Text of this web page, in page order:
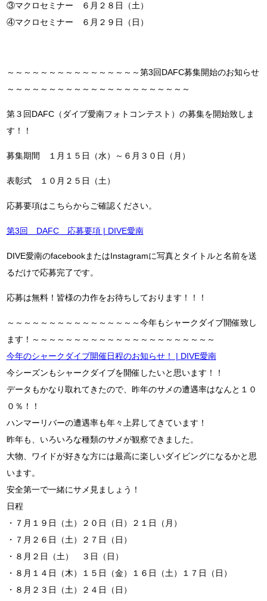
③マクロセミナー ６月２８日（土）
④マクロセミナー ６月２９日（日）
～～～～～～～～～～～～～～～～第3回DAFC募集開始のお知らせ
～～～～～～～～～～～～～～～～～～～～～～
第３回DAFC（ダイブ愛南フォトコンテスト）の募集を開始致しま
す！！
募集期間 １月１５日（水）～６月３０日（月）
表彰式 １０月２５日（土）
応募要項はこちらからご確認ください。
第3回 DAFC 応募要項 | DIVE愛南
DIVE愛南のfacebookまたはInstagramに写真とタイトルと名前を送
るだけで応募完了です。
応募は無料！皆様の力作をお待ちしております！！！
～～～～～～～～～～～～～～～～今年もシャークダイブ開催致し
ます！～～～～～～～～～～～～～～～～～～～～～～
今年のシャークダイブ開催日程のお知らせ！ | DIVE愛南
今シーズンもシャークダイブを開催したいと思います！！
データもかなり取れてきたので、昨年のサメの遭遇率はなんと１０
０％！！
ハンマーリバーの遭遇率も年々上昇してきています！
昨年も、いろいろな種類のサメが観察できました。
大物、ワイドが好きな方には最高に楽しいダイビングになるかと思
います。
安全第一で一緒にサメ見ましょう！
日程
・７月１９日（土）２０日（日）２１日（月）
・７月２６日（土）２７日（日）
・８月２日（土） ３日（日）
・８月１４日（木）１５日（金）１６日（土）１７日（日）
・８月２３日（土）２４日（日）